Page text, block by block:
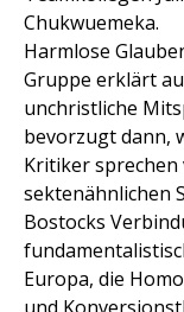
Chukwuemeka.
Harmlose
Gruppe erklärt
unchristliche
bevorzugt dann,
Kritiker
sektenähnlichen
Bostocks
Europa, die